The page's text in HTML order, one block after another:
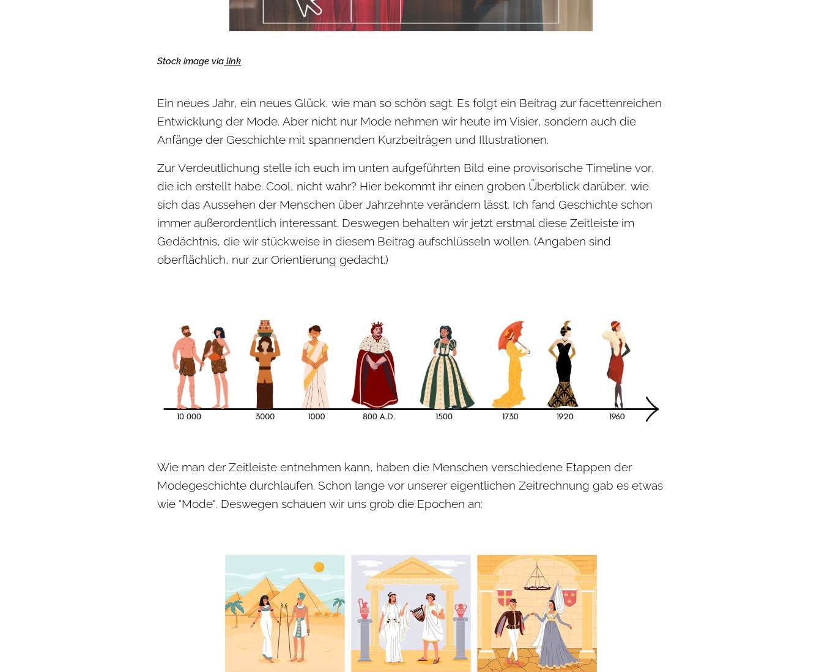
Stock image via link
Ein neues Jahr, ein neues Glück, wie man so schön sagt. Es folgt ein Beitrag zur facettenreichen
Entwicklung der Mode. Aber nicht nur Mode nehmen wir heute im Visier, sondern auch die
Anfänge der Geschichte mit spannenden Kurzbeiträgen und Illustrationen.
Zur Verdeutlichung stelle ich euch im unten aufgeführten Bild eine provisorische Timeline vor,
die ich erstellt habe. Cool, nicht wahr? Hier bekommt ihr einen groben Überblick darüber, wie
sich das Aussehen der Menschen über Jahrzehnte verändern lässt. Ich fand Geschichte schon
immer außerordentlich interessant. Deswegen behalten wir jetzt erstmal diese Zeitleiste im
Gedächtnis, die wir stückweise in diesem Beitrag aufschlüsseln wollen. (Angaben sind
oberflächlich, nur zur Orientierung gedacht.)
Wie man der Zeitleiste entnehmen kann, haben die Menschen verschiedene Etappen der
Modegeschichte durchlaufen. Schon lange vor unserer eigentlichen Zeitrechnung gab es etwas
wie "Mode". Deswegen schauen wir uns grob die Epochen an: